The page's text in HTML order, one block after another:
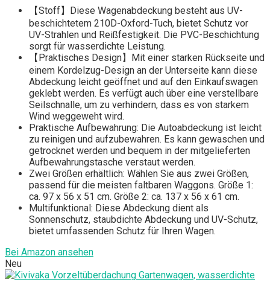
【Stoff】Diese Wagenabdeckung besteht aus UV-
beschichtetem 210D-Oxford-Tuch, bietet Schutz vor
UV-Strahlen und Reißfestigkeit. Die PVC-Beschichtung
sorgt für wasserdichte Leistung.
【Praktisches Design】Mit einer starken Rückseite und
einem Kordelzug-Design an der Unterseite kann diese
Abdeckung leicht geöffnet und auf den Einkaufswagen
geklebt werden. Es verfügt auch über eine verstellbare
Seilschnalle, um zu verhindern, dass es von starkem
Wind weggeweht wird.
Praktische Aufbewahrung: Die Autoabdeckung ist leicht
zu reinigen und aufzubewahren. Es kann gewaschen und
getrocknet werden und bequem in der mitgelieferten
Aufbewahrungstasche verstaut werden.
Zwei Größen erhältlich: Wählen Sie aus zwei Größen,
passend für die meisten faltbaren Waggons. Größe 1:
ca. 97 x 56 x 51 cm. Größe 2: ca. 137 x 56 x 61 cm.
Multifunktional: Diese Abdeckung dient als
Sonnenschutz, staubdichte Abdeckung und UV-Schutz,
bietet umfassenden Schutz für Ihren Wagen.
Bei Amazon ansehen
Neu